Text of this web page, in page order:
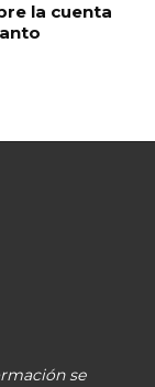
la cuenta
se